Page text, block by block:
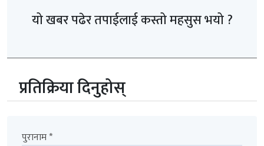
यो खबर पढेर तपाईलाई कस्तो महसुस भयो ?
प्रतिक्रिया दिनुहोस्
पुरानाम *